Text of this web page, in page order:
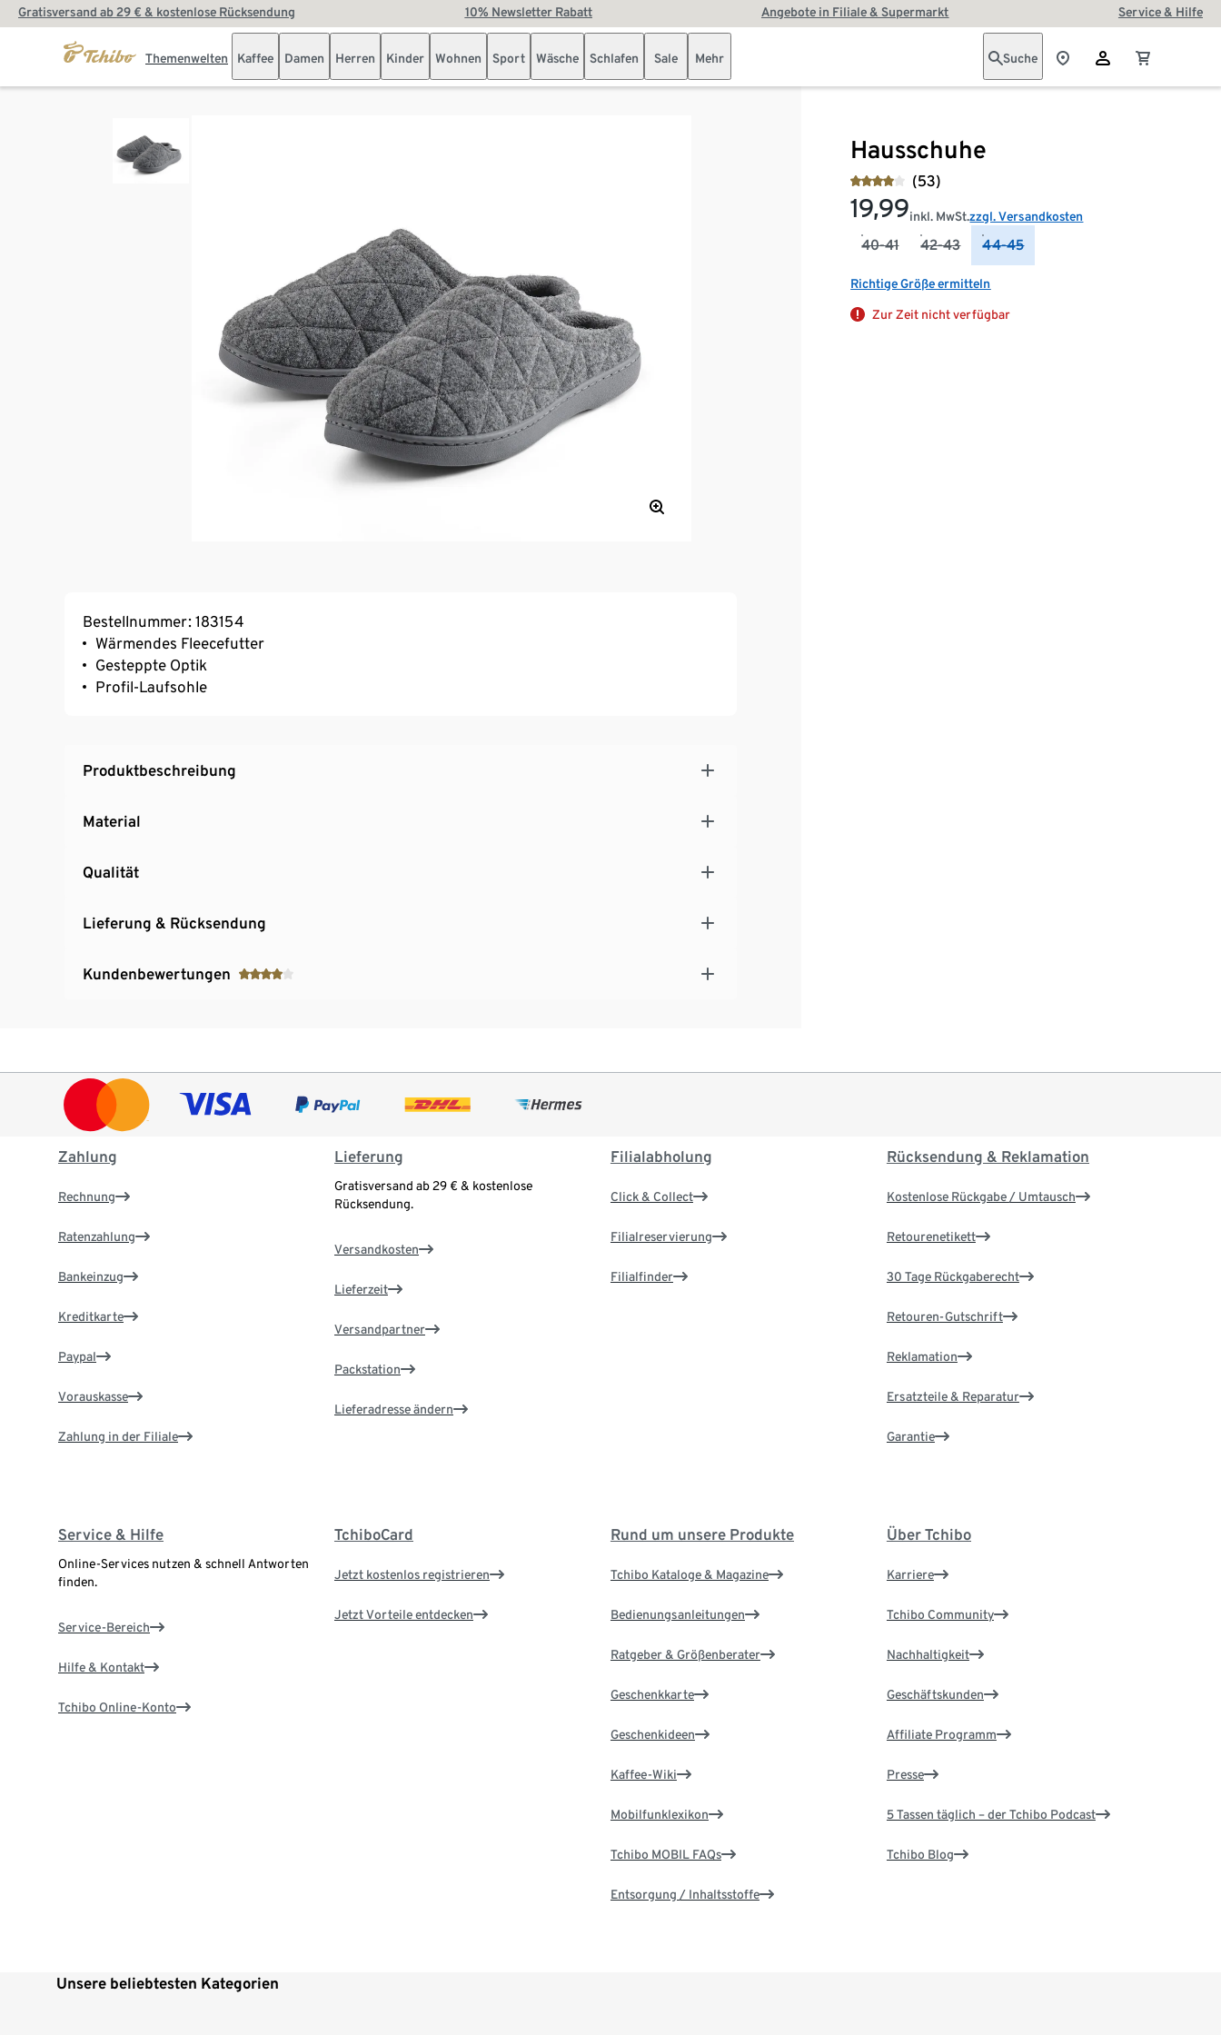
Gratisversand ab 29 € & kostenlose Rücksendung 10% Newsletter Rabatt Angebote in Filiale & Supermarkt Service & Hilfe
Themenwelten Kaffee Damen Herren Kinder Wohnen Sport Wäsche Schlafen Sale Mehr Suche
Hausschuhe
(53)
19,99inkl. MwSt.zzgl. Versandkosten
40-41 42-43 44-45
Richtige Größe ermitteln
Zur Zeit nicht verfügbar
Bestellnummer: 183154
Wärmendes Fleecefutter
Gesteppte Optik
Profil-Laufsohle
Produktbeschreibung
Material
Qualität
Lieferung & Rücksendung
Kundenbewertungen
Zahlung
Rechnung
Ratenzahlung
Bankeinzug
Kreditkarte
Paypal
Vorauskasse
Zahlung in der Filiale
Lieferung
Gratisversand ab 29 € & kostenlose
Rücksendung.
Versandkosten
Lieferzeit
Versandpartner
Packstation
Lieferadresse ändern
Filialabholung
Click & Collect
Filialreservierung
Filialfinder
Rücksendung & Reklamation
Kostenlose Rückgabe / Umtausch
Retourenetikett
30 Tage Rückgaberecht
Retouren-Gutschrift
Reklamation
Ersatzteile & Reparatur
Garantie
Service & Hilfe
Online-Services nutzen & schnell Antworten
finden.
Service-Bereich
Hilfe & Kontakt
Tchibo Online-Konto
TchiboCard
Jetzt kostenlos registrieren
Jetzt Vorteile entdecken
Rund um unsere Produkte
Tchibo Kataloge & Magazine
Bedienungsanleitungen
Ratgeber & Größenberater
Geschenkkarte
Geschenkideen
Kaffee-Wiki
Mobilfunklexikon
Tchibo MOBIL FAQs
Entsorgung / Inhaltsstoffe
Über Tchibo
Karriere
Tchibo Community
Nachhaltigkeit
Geschäftskunden
Affiliate Programm
Presse
5 Tassen täglich – der Tchibo Podcast
Tchibo Blog
Unsere beliebtesten Kategorien